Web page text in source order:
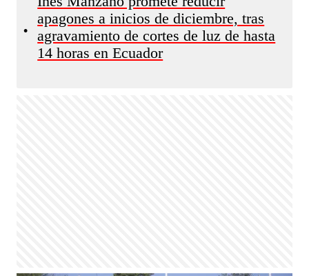
•
apagones a inicios de diciembre, tras
agravamiento de cortes de luz de hasta
14 horas en Ecuador